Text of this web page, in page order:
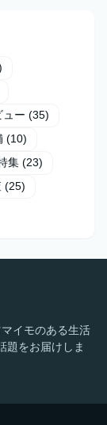
ュー (35)
(10)
集 (23)
(25)
イモのある生活
題をお届けしま